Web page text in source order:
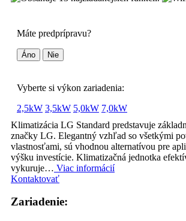
Máte predprípravu?
Áno Nie
Vyberte si výkon zariadenia:
2,5kW 3,5kW 5,0kW 7,0kW
Klimatizácia LG Standard predstavuje
značky LG. Elegantný vzhľad so všetkými
vlastnosťami, sú vhodnou alternatívou pre
výšku investície. Klimatizačná jednotka
vykuruje… Viac informácií
Kontaktovať
Zariadenie: